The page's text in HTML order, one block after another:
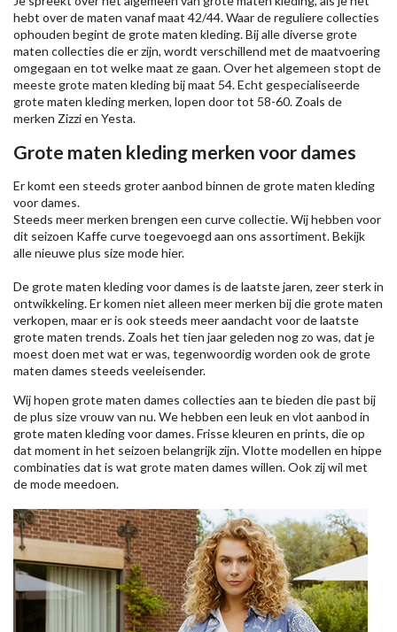
hebt over de maten vanaf maat 42/44. Waar de reguliere collecties
ophouden begint de grote maten kleding. Bij alle diverse grote
maten collecties die er zijn, wordt verschillend met de maatvoering
omgegaan en tot welke maat ze gaan. Over het algemeen stopt de
meeste grote maten kleding bij maat 54. Echt gespecialiseerde
grote maten kleding merken, lopen door tot 58-60. Zoals de
merken Zizzien Yesta.
Grote maten kleding merken voor dames
Er komt een steeds groter aanbod binnen de grote maten kleding
voor dames.
Steeds meer merken brengen een curve collectie. Wij hebben voor
dit seizoen Kaffecurve toegevoegd aan ons assortiment. Bekijk
alle nieuweplus size modehier.
De grote maten kleding voor dames is de laatste jaren, zeer sterk in
ontwikkeling. Er komen niet alleen meer merken bij die grote maten
verkopen, maar er is ook steeds meer aandacht voor de laatste
grote maten trends. Zoals het tien jaar geleden nog zo was, dat je
moest doen met wat er was, tegenwoordig worden ook de grote
maten dames steeds veeleisender.
Wij hopen grote maten dames collecties aan te bieden die past bij
de plus size vrouw van nu. We hebben een leuk en vlot aanbod in
grote maten kleding voor dames. Frisse kleuren en prints, die op
dat moment in het seizoen belangrijk zijn. Vlotte modellen en hippe
combinaties dat is wat grote maten dames willen. Ook zij wil met
de mode meedoen.